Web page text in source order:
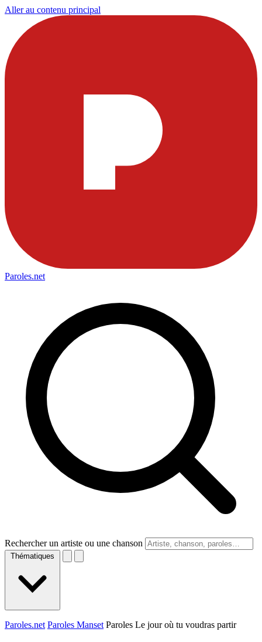
Aller au contenu principal
Paroles.net
Rechercher un artiste ou une chanson
Thématiques
Paroles.net Paroles Manset Paroles Le jour où tu voudras partir